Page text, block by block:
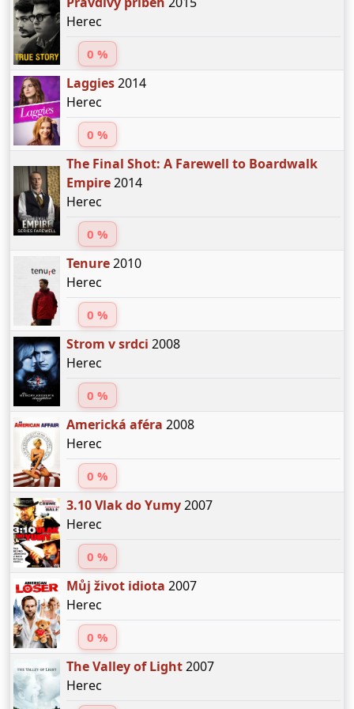
Herec
0 %
Laggies2014
Herec
0 %
The Final Shot: A Farewell to Boardwalk
Empire2014
Herec
0 %
Tenure2010
Herec
0 %
Strom v srdci 2008
Herec
0 %
Americká aféra 2008
Herec
0 %
3.10 Vlak do Yumy2007
Herec
0 %
Můj život idiota 2007
Herec
0 %
The Valley of Light2007
Herec